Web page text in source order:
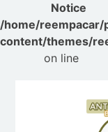
Notice
/home/reempacar/
content/themes/
on line